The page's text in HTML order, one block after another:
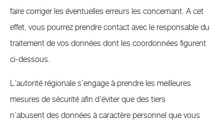
faire corriger les éventuelles erreurs les concernant. A cet
effet, vous pourrez prendre contact avec le responsable du
traitement de vos données dont les coordonnées figurent
ci-dessous.
L’autorité régionale s’engage à prendre les meilleures
mesures de sécurité afin d’éviter que des tiers
n’abusent des données à caractère personnel que vous